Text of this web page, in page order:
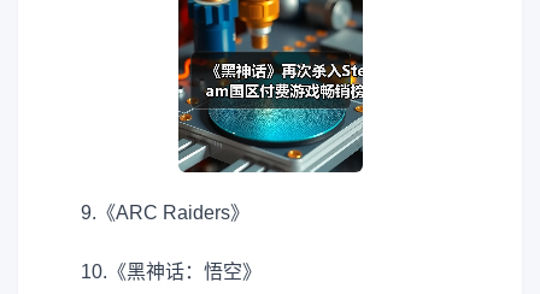
9.《ARC Raiders》
10.《黑神话：悟空》